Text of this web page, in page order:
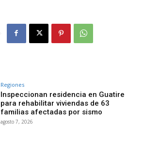
Regiones
Inspeccionan residencia en Guatire
para rehabilitar viviendas de 63
familias afectadas por sismo
agosto 7, 2026